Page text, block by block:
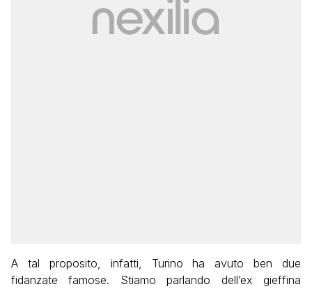
A tal proposito, infatti, Turino ha avuto ben due
fidanzate famose. Stiamo parlando dell’ex gieffina